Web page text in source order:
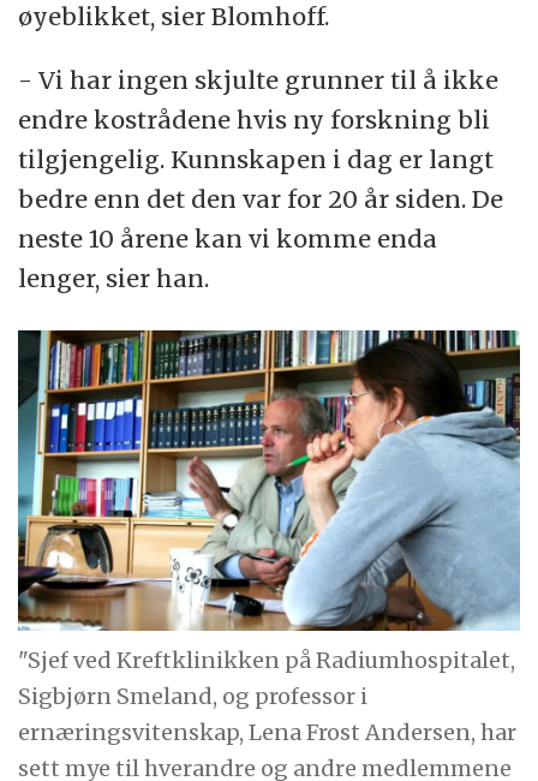
øyeblikket, sier Blomhoff.
- Vi har ingen skjulte grunner til å ikke
endre kostrådene hvis ny forskning bli
tilgjengelig. Kunnskapen i dag er langt
bedre enn det den var for 20 år siden. De
neste 10 årene kan vi komme enda
lenger, sier han.
"Sjef ved Kreftklinikken på Radiumhospitalet,
Sigbjørn Smeland, og professor i
ernæringsvitenskap, Lena Frost Andersen, har
sett mye til hverandre og andre medlemmene